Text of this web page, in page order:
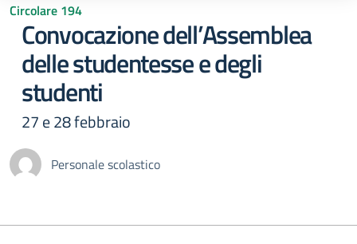
Circolare 194
Convocazione dell’Assemblea
delle studentesse e degli
studenti
27 e 28 febbraio
Personale scolastico